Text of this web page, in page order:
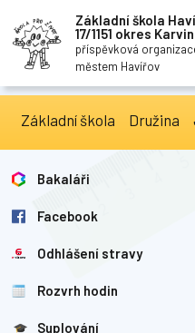
Základní škola
17/1151 okres
příspěvková
městem Havířov
Základní škola Družina
Bakaláři
Facebook
Odhlášení stravy
Rozvrh hodin
Suplování